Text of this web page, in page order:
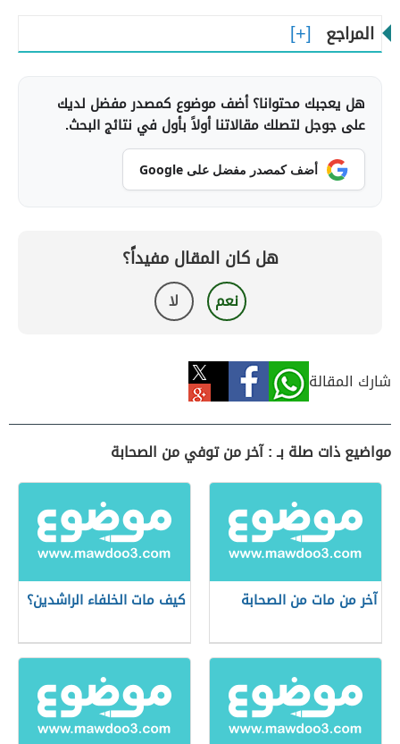
المراجع
هل يعجبك محتوانا؟ أضف موضوع كمصدر مفضل لديك
على جوجل لتصلك مقالاتنا أولاً بأول في نتائج البحث.
أضف كمصدر مفضل على Google
هل كان المقال مفيداً؟
نعم لا
شارك المقالة
مواضيع ذات صلة بـ : آخر من توفي من الصحابة
آخر من مات من الصحابة كيف مات الخلفاء الراشدين؟